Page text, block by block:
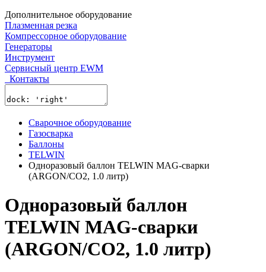
Дополнительное оборудование
Плазменная резка
Компрессорное оборудование
Генераторы
Инструмент
Сервисный центр EWM
Контакты
Сварочное оборудование
Газосварка
Баллоны
TELWIN
Одноразовый баллон TELWIN MAG-сварки
(ARGON/CO2, 1.0 литр)
Одноразовый баллон
TELWIN MAG-сварки
(ARGON/CO2, 1.0 литр)